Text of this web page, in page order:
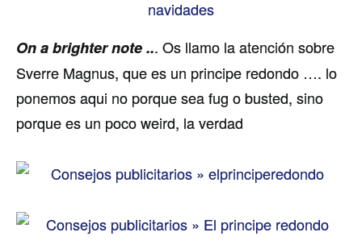
On a brighter note ... Os llamo la atención sobre
Sverre Magnus, que es un principe redondo …. lo
ponemos aqui no porque sea fug o busted, sino
porque es un poco weird, la verdad